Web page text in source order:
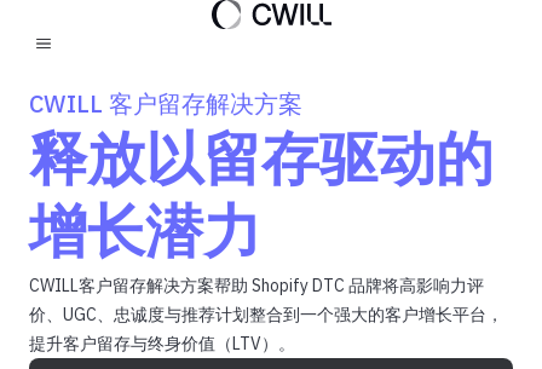
CWILL 客户留存解决方案
释放以留存驱动的
增长潜力
CWILL客户留存解决方案帮助 Shopify DTC 品牌将高影响力评
价、UGC、忠诚度与推荐计划整合到一个强大的客户增长平台，
提升客户留存与终身价值（LTV）。